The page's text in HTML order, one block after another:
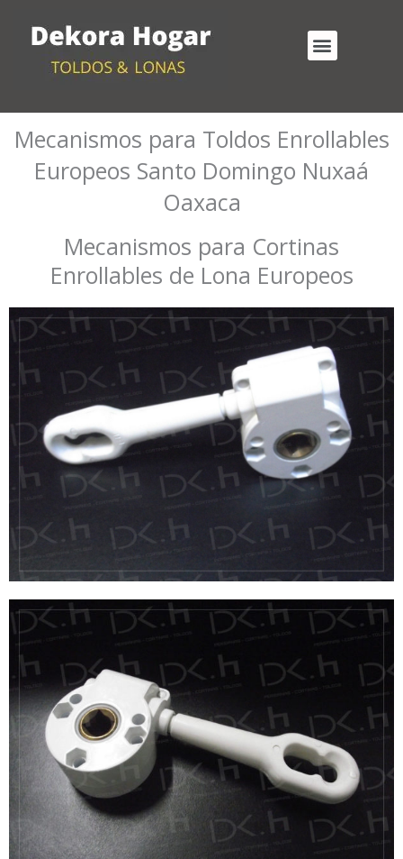
contenido
Menu
Mecanismos para Toldos Enrollables
Europeos Santo Domingo Nuxaá
Oaxaca
Mecanismos para Cortinas
Enrollables de Lona Europeos